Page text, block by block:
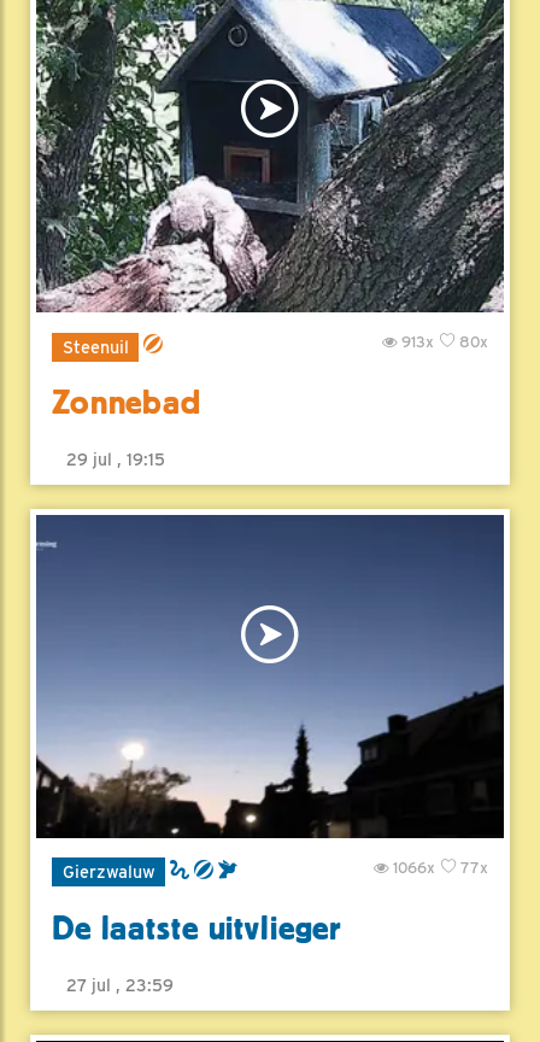
Steenuil 80x
913x
Zonnebad
29 jul , 19:15
Gierzwaluw 77x
1066x
De laatste uitvlieger
27 jul , 23:59